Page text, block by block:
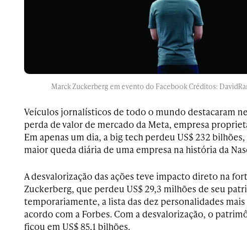
Marck Zuckerberg em evento do Facebook Créditos:
Veículos jornalísticos de todo o mundo destacaram
perda de valor de mercado da Meta, empresa
Em apenas um dia, a big tech perdeu US$ 232
maior queda diária de uma empresa na história da
A desvalorização das ações teve impacto direto na
Zuckerberg, que perdeu US$ 29,3 milhões de seu
temporariamente, a lista das dez personalidades
acordo com a Forbes. Com a desvalorização, o
ficou em US$ 85,1 bilhões.